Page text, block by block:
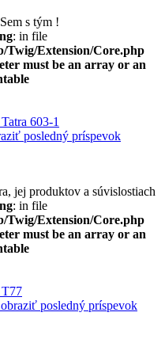
s tým !
: in file
Extension/Core.php
must be an array or an
603-1
posledný príspevok
jej produktov a súvislostiach
: in file
Extension/Core.php
must be an array or an
posledný príspevok